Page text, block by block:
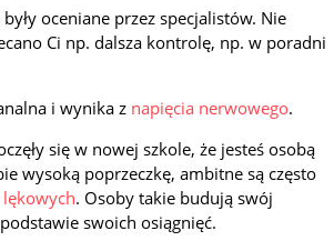
oceniane przez specjalistów. Nie
Ci np. dalsza kontrolę, np. w poradni
i wynika z napięcia nerwowego.
się w nowej szkole, że jesteś osobą
wysoką poprzeczkę, ambitne są często
. Osoby takie budują swój
swoich osiągnięć.